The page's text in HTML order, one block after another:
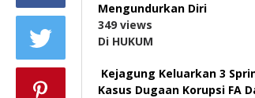
Mengundurkan Diri
349 views
Di HUKUM
Kejagung Keluarkan 3
Kasus Dugaan Korupsi FA